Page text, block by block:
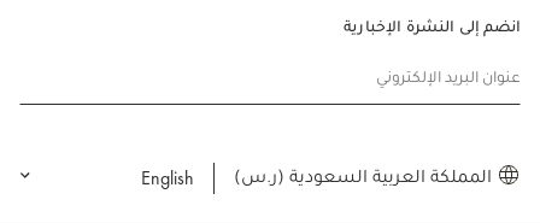
انضم إلى النشرة الإخبارية
عنوان البريد الإلكتروني
المملكة العربية السعودية (ر.س) English